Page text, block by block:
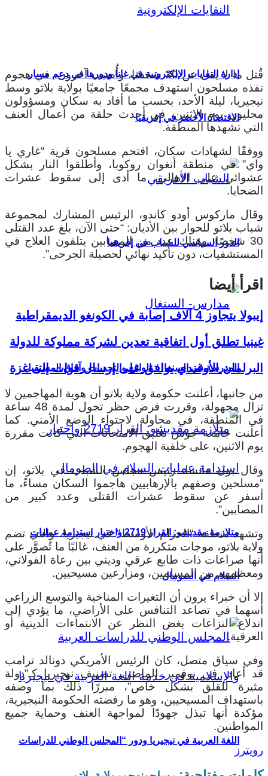
إدارة النفايات الإلكترونية في غانا ودورها في دعم مسار
الاقتصاد الأخضر في إفريقيا
الدور السياسي للشباب في إفريقيا
المدرسة في السنغال: الواقع والتحديات وآفاق المستقبل
متلازمة مقديشو: القرار 2719 واختبار استدامة عمليات
السلام في الصومال
اللغة العربية في نيجيريا ودور “المجلس الوطني للدراسات
قُتل ما لا يقل عن 30 شخصًا، وأُصيب آخرون، في هجوم
نفذه مسلحون استهدف مجمعًا جامعيًا بولاية بلاتو وسط
نيجيريا، ليلة الأحد، بحسب ما أفاد به سكان ومسؤولون
محليون يوم الاثنين، في أحدث حلقة من أعمال العنف
التي تشهدها المنطقة.
ووفقًا لشهادات سكان، اقتحم مسلحون قرية “غاري يا
واي” في منطقة أنغوان روكوبا، وأطلقوا النار بشكل
عشوائي على الأهالي، ما أدى إلى سقوط عشرات
الضحايا.
وقال ماركوس أودو كاندو، الرئيس المشارك لمجموعة
شباب بلاتو للحوار بين الأديان: “حتى الآن، بلغ عدد القتلى
30 شخصًا، وهناك عدد من المصابين يتلقون العلاج في
المستشفيات، دون تأكيد نهائي لحصيلة الجرحى”.
اقرأ أيضا
إيبولا يتجاوز 4 آلاف إصابة في الكونغو الديمقراطية
غينيا تطلق أول اتفاقية تعدين لشركة مملوكة للدولة
البرلمان الأوغندي يوافق على إرسال قوات إلى غزة
من جانبها، أعلنت حكومة ولاية بلاتو أن هوية المهاجمين لا
تزال مجهولة، وقررت فرض حظر تجول لمدة 48 ساعة
في المنطقة، في محاولة لاحتواء الوضع الأمني. كما
أعلنت جامعة جوس تعليق الامتحانات التي كانت مقررة
يوم الاثنين، على خلفية الهجوم.
وقال بول مانشا، رئيس مجلس الشباب في بلاتو، إن
“مسلحين وصفهم بالإرهابيين هاجموا السكان مساءً، ما
أسفر عن سقوط عشرات القتلى وعدد كبير من
المصابين”.
وتشهد منطقة “الحزام الأوسط” في نيجيريا، والتي تضم
ولاية بلاتو، موجات متكررة من العنف، غالبًا ما تُصوَّر على
أنها صراعات ذات طابع عرقي وديني بين رعاة الفولاني،
ومعظمهم من المسلمين، ومزارعين مسيحيين.
إلا أن خبراء يرون أن التغيرات المناخية والتوسع الزراعي
أسهما في تصاعد التنافس على الأراضي، ما يؤدي إلى
اندلاع النزاعات بغض النظر عن الانتماءات الدينية أو
العرقية.
وفي سياق متصل، كان الرئيس الأمريكي دونالد ترامب
قد أعاد، في نوفمبر الماضي، تصنيف نيجيريا كـ”دولة
مثيرة للقلق بشكل خاص”، مبررًا ذلك بما وصفه
باستهداف المسيحيين، وهو ما رفضته الحكومة النيجيرية،
مؤكدة أنها تبذل جهودًا لمواجهة العنف وحماية جميع
المواطنين.
رويترز